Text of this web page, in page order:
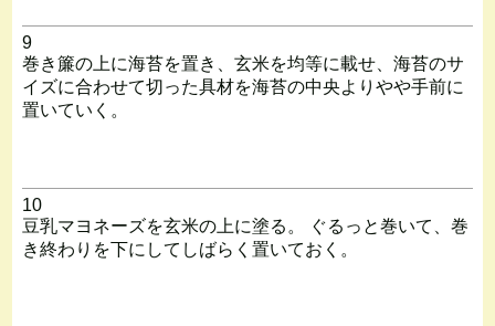
9
巻き簾の上に海苔を置き、玄米を均等に載せ、海苔のサ
イズに合わせて切った具材を海苔の中央よりやや手前に
置いていく。
10
豆乳マヨネーズを玄米の上に塗る。 ぐるっと巻いて、巻
き終わりを下にしてしばらく置いておく。